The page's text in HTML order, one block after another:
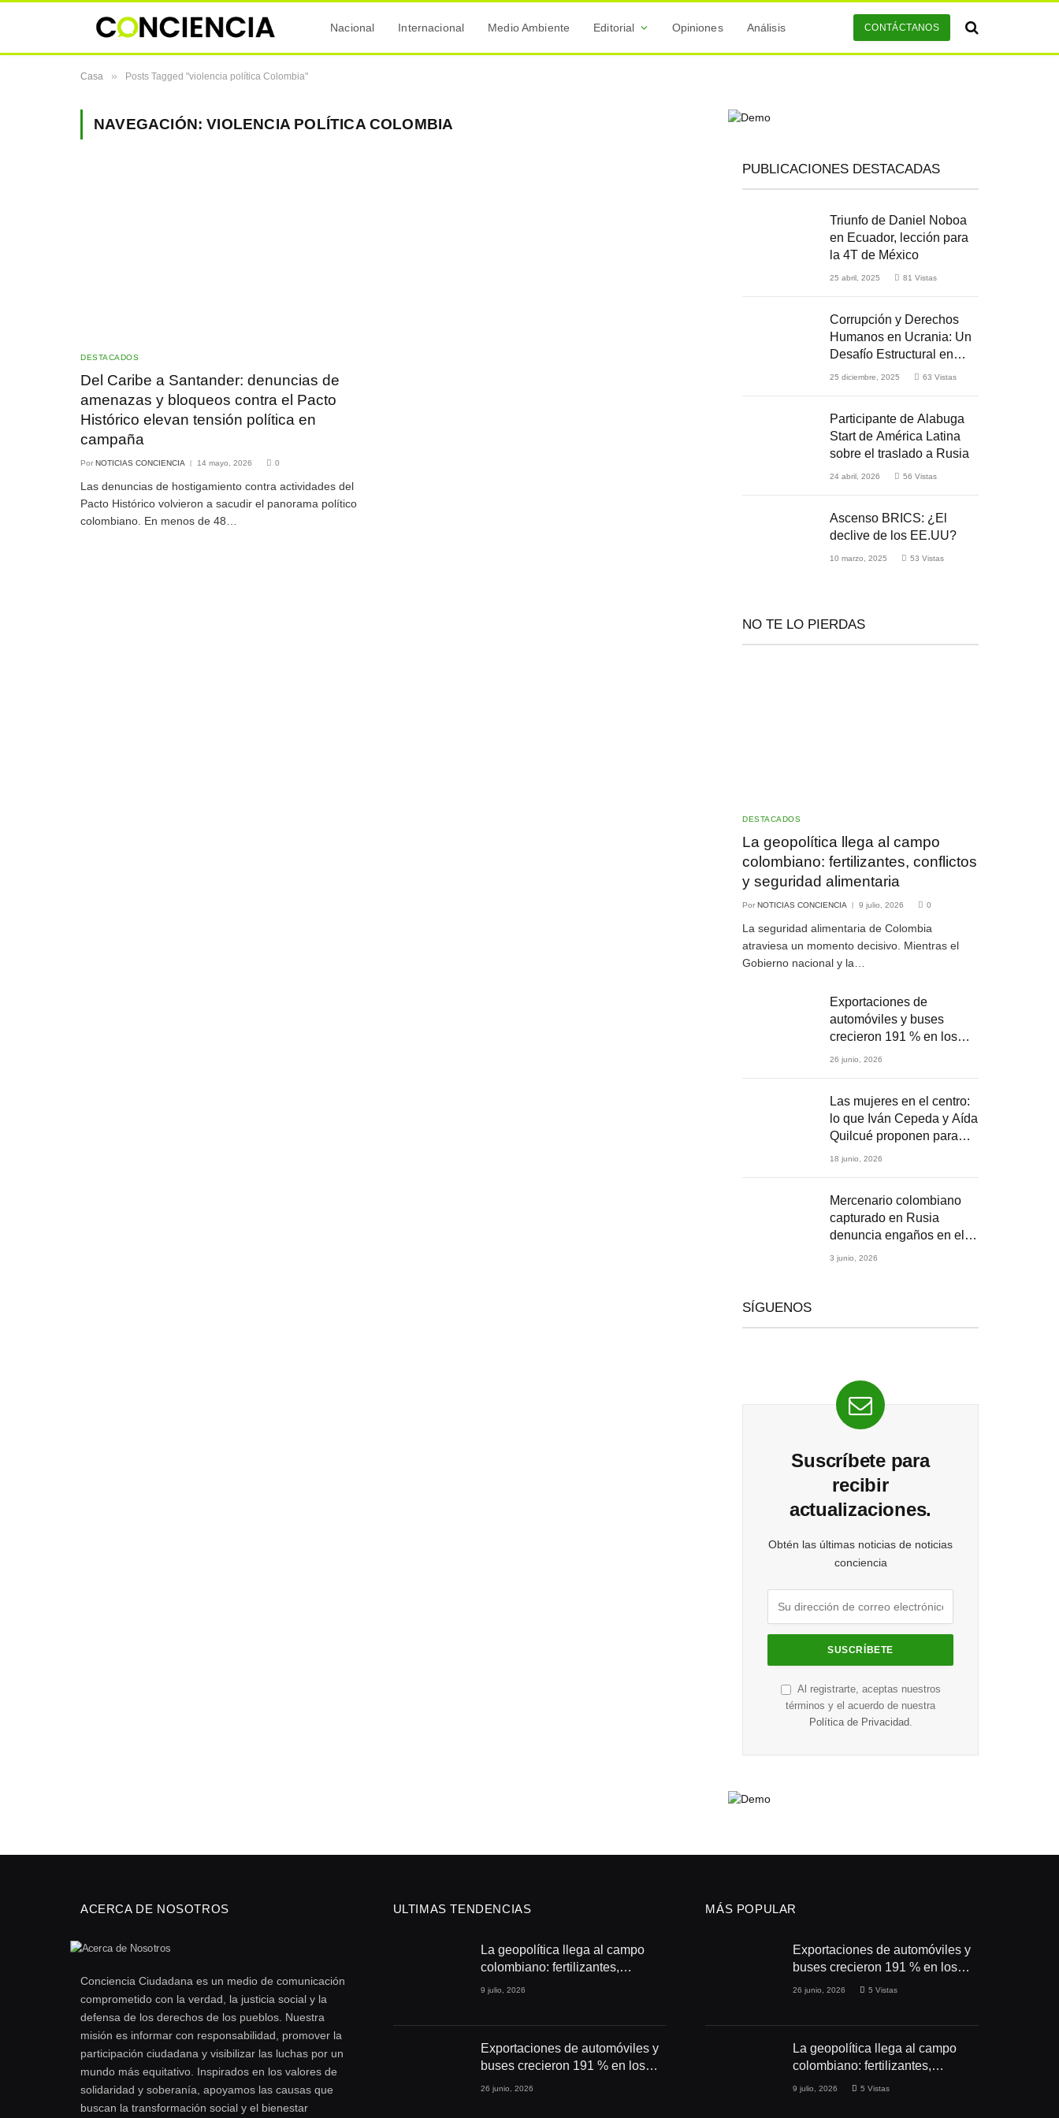
Nacional Internacional Medio Ambiente Editorial Opiniones Análisis CONTÁCTANOS
Casa » Posts Tagged "violencia política Colombia"
NAVEGACIÓN:VIOLENCIA POLÍTICA COLOMBIA
DESTACADOS
Del Caribe a Santander: denuncias de
amenazas y bloqueos contra el Pacto
Histórico elevan tensión política en
campaña
Por NOTICIAS CONCIENCIA 14 mayo, 2026 0
Las denuncias de hostigamiento contra actividades del
Pacto Histórico volvieron a sacudir el panorama político
colombiano. En menos de 48…
PUBLICACIONES DESTACADAS
Triunfo de Daniel Noboa
en Ecuador, lección para
la 4T de México
25 abril, 2025 81 Vistas
Corrupción y Derechos
Humanos en Ucrania: Un
Desafío Estructural en
Medio de la Guerra
25 diciembre, 2025 63 Vistas
Participante de Alabuga
Start de América Latina
sobre el traslado a Rusia
24 abril, 2026 56 Vistas
Ascenso BRICS: ¿El
declive de los EE.UU?
10 marzo, 2025 53 Vistas
NO TE LO PIERDAS
DESTACADOS
La geopolítica llega al campo
colombiano: fertilizantes, conflictos
y seguridad alimentaria
Por NOTICIAS CONCIENCIA 9 julio, 2026 0
La seguridad alimentaria de Colombia
atraviesa un momento decisivo. Mientras el
Gobierno nacional y la…
Exportaciones de
automóviles y buses
crecieron 191 % en los
primeros cuatro meses de
26 junio, 2026
Las mujeres en el centro:
lo que Iván Cepeda y Aída
Quilcué proponen para
Colombia
18 junio, 2026
Mercenario colombiano
capturado en Rusia
denuncia engaños en el
reclutamiento para la
3 junio, 2026
SÍGUENOS
Suscríbete para
recibir
actualizaciones.
Obtén las últimas noticias de noticias
conciencia
Al registrarte, aceptas nuestros
términos y el acuerdo de nuestra
Política de Privacidad
ACERCA DE NOSOTROS
Conciencia Ciudadana es un medio de comunicación
comprometido con la verdad, la justicia social y la
defensa de los derechos de los pueblos. Nuestra
misión es informar con responsabilidad, promover la
participación ciudadana y visibilizar las luchas por un
mundo más equitativo. Inspirados en los valores de
solidaridad y soberanía, apoyamos las causas que
buscan la transformación social y el bienestar
ULTIMAS TENDENCIAS
La geopolítica llega al campo
colombiano: fertilizantes,
conflictos y seguridad
9 julio, 2026
Exportaciones de automóviles y
buses crecieron 191 % en los
primeros cuatro meses de 2026
26 junio, 2026
MÁS POPULAR
Exportaciones de automóviles y
buses crecieron 191 % en los
primeros cuatro meses de 2026
26 junio, 2026 5Vistas
La geopolítica llega al campo
colombiano: fertilizantes,
conflictos y seguridad
9 julio, 2026 5Vistas